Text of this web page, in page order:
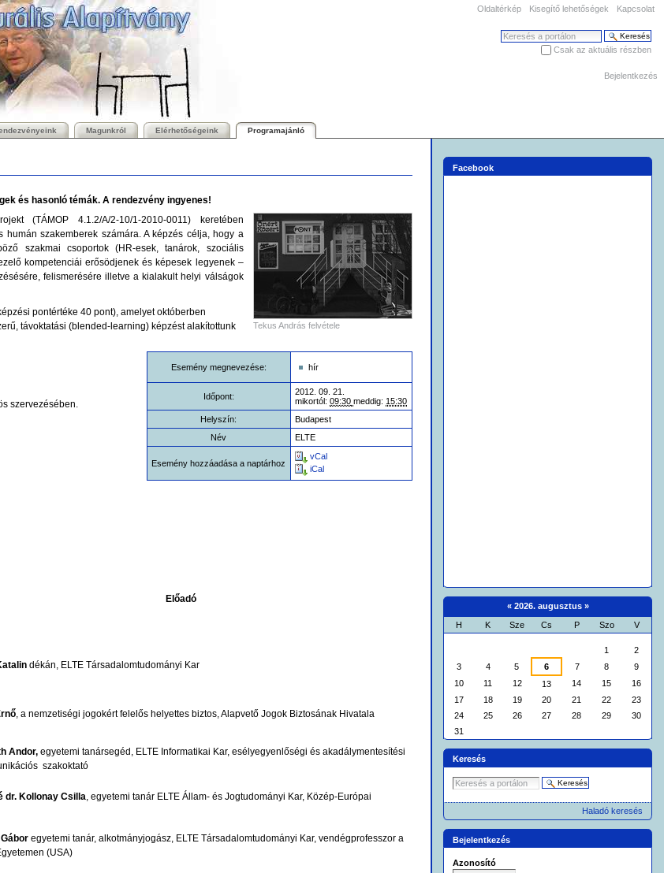
Oldaltérkép Kisegítő lehetőségek Kapcsolat
Keresés
Csak az aktuális részben
Bejelentkezés
Magunkról Elérhetőségeink Programajánló
és hasonló témák. A rendezvény ingyenes!
Tekus András felvétele
Esemény megnevezése: hír
Időpont:
2012. 09. 21.
mikortól: 09:30 meddig: 15:30
Helyszín:
Budapest
Név
ELTE
Esemény hozzáadása a naptárhoz
vCal
iCal
(TÁMOP 4.1.2/A/2-10/1-2010-0011) keretében
szakemberek számára. A képzés célja, hogy a
szakmai csoportok (HR-esek, tanárok, szociális
kompetenciái erősödjenek és képesek legyenek –
felismerésére illetve a kialakult helyi válságok
pontértéke 40 pont), amelyet októberben
távoktatási (blended-learning) képzést alakítottunk
szervezésében.
Előadó
dékán, ELTE Társadalomtudományi Kar
, a nemzetiségi jogokért felelős helyettes biztos, Alapvető Jogok Biztosának Hivatala
Andor, egyetemi tanársegéd, ELTE Informatikai Kar, esélyegyenlőségi és akadálymentesítési
szakoktató
dr. Kollonay Csilla , egyetemi tanár ELTE Állam- és Jogtudományi Kar, Közép-Európai
egyetemi tanár, alkotmányjogász, ELTE Társadalomtudományi Kar, vendégprofesszor a
(USA)
Facebook
«2026. augusztus »
H K Sze Cs P Szo V
1
2
3
4 5 6 7 8
9
10
11 12 13 14 15
16
17
18 19 20 21 22
23
24
25 26 27 28 29
30
31
Keresés
Haladó keresés
Bejelentkezés
Azonosító